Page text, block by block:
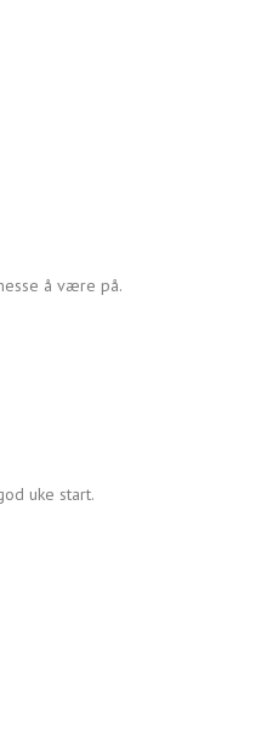
å være på.
uke start.